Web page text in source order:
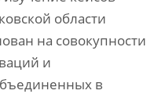
области
на совокупности
и
в